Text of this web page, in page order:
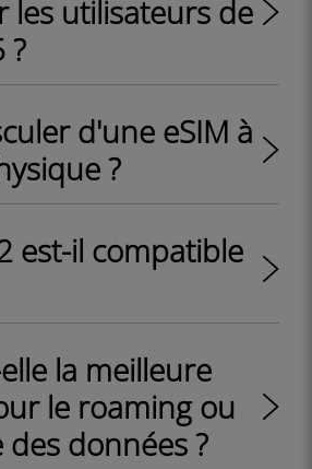
les utilisateurs de
?
d'une eSIM à
?
est-il compatible
la meilleure
le roaming ou
données ?